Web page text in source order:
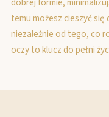
temu możesz cieszyć
niezależnie od tego, co
oczy to klucz do pełni